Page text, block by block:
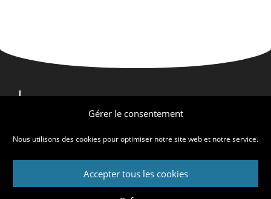
Gérer le consentement
Nous utilisons des cookies pour optimiser notre site web et notre service.
Accepter tous les cookies
Nous contacter
Nous trouver
Qui sommes-nous ?
Mentions légales
Crédits
Politique d’utilisation des cookies